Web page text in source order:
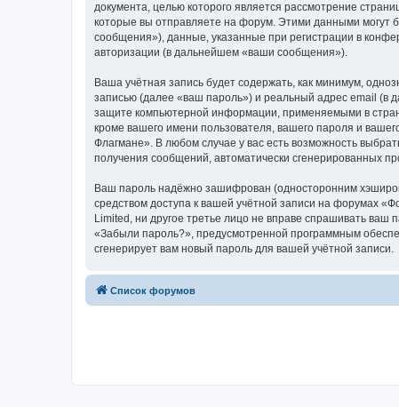
документа, целью которого является рассмотрение
которые вы отправляете на форум. Этими данными
сообщения»), данные, указанные при регистрации в
авторизации (в дальнейшем «ваши сообщения»).
Ваша учётная запись будет содержать, как минимум,
записью (далее «ваш пароль») и реальный адрес email
защите компьютерной информации, применяемыми в
кроме вашего имени пользователя, вашего пароля и
Флагмане». В любом случае у вас есть возможность
получения сообщений, автоматически сгенерированных
Ваш пароль надёжно зашифрован (односторонним
средством доступа к вашей учётной записи на форумах
Limited, ни другое третье лицо не вправе спрашивать ваш
«Забыли пароль?», предусмотренной программным
сгенерирует вам новый пароль для вашей учётной записи.
Список форумов